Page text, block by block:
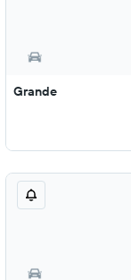
Grande